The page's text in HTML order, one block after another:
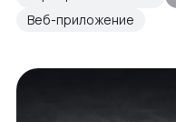
Веб-приложение